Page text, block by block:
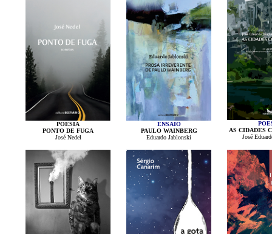
POESIA
PONTO DE FUGA
José Nedel
ENSAIO
PAULO WAINBERG
Eduardo Jablonski
AS CIDADES
José